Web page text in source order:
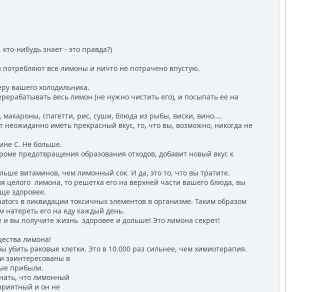
нибудь знает - это правда?)
все лимоны и ничто не потрачено впустую.
вашего холодильника.
весь лимон (не нужно чистить его), и посыпать ее на
спагетти, рис, суши, блюда из рыбы, виски, вино....
иметь прекрасный вкус, то, что вы, возможно, никогда не
С. Не больше.
предотвращения образования отходов, добавит новый вкус к
витаминов, чем лимонный сок. И да, это то, что вы тратите.
целого лимона, то решетка его на верхней части вашего блюда, вы
здоровее.
в ликвидации токсичных элементов в организме. Таким образом
его на еду каждый день.
вы получите жизнь здоровее и дольше! Это лимона секрет!
лимона!
убить раковые клетки. Это в 10.000 раз сильнее, чем химиотерапия.
заинтересованы в
прибыли.
что лимонный
и он не